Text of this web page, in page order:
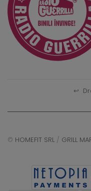
↩
© HOMEFIT SRL / GRILL